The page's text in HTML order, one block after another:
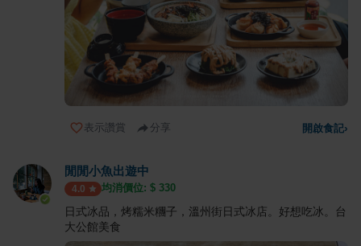
表示讚賞 分享 開啟食記›
閒閒小魚出遊中
4.0 均消價位: $ 330
日式冰品，烤糯米糰子，溫州街日式冰店。好想吃冰。台
大公館美食